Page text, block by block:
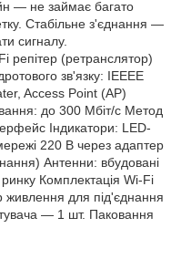
— не займає багато
Стабільне з'єднання —
сигналу.
репітер (ретранслятор)
зв'язку: IEEEE
Access Point (AP)
до 300 Мбіт/с Метод
Індикатори: LED-
220 В через адаптер
Антенни: вбудовані
ринку Комплектація Wi-Fi
для під'єднання
— 1 шт. Паковання